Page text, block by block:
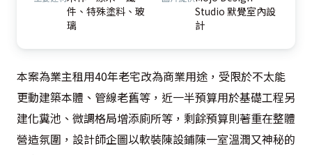
件、特殊塗料、玻
璃
Studio 默覺室內設
計
本案為業主租用40年老宅改為商業用途，受限於不太能
更動建築本體、管線老舊等，近一半預算用於基礎工程另
建化糞池、微調格局增添廁所等，剩餘預算則著重在整體
營造氛圍，設計師企圖以軟裝陳設鋪陳一室溫潤又神秘的